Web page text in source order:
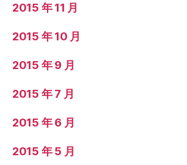
2015 年 11 月
2015 年 10 月
2015 年 9 月
2015 年 7 月
2015 年 6 月
2015 年 5 月